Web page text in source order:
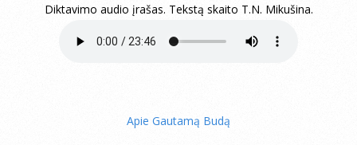
Diktavimo audio įrašas. Tekstą skaito T.N. Mikušina.
Apie Gautamą Budą